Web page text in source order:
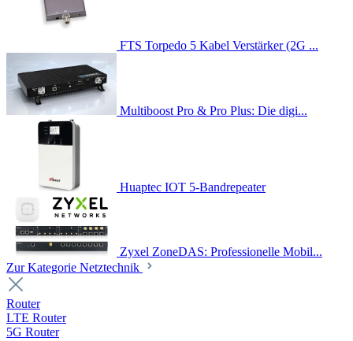
FTS Torpedo 5 Kabel Verstärker (2G ...
Multiboost Pro & Pro Plus: Die digi...
Huaptec IOT 5-Bandrepeater
Zyxel ZoneDAS: Professionelle Mobil...
Zur Kategorie Netztechnik
Router
LTE Router
5G Router